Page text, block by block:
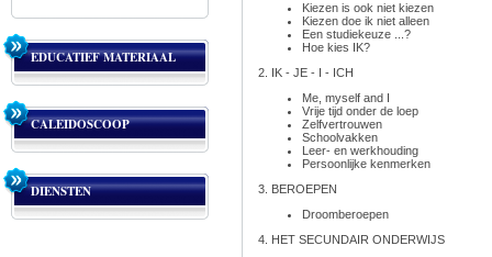
EDUCATIEF MATERIAAL
CALEIDOSCOOP
DIENSTEN
Kiezen is ook niet kiezen
Kiezen doe ik niet alleen
Een studiekeuze ...?
Hoe kies IK?
2. IK - JE - I - ICH
Me, myself and I
Vrije tijd onder de loep
Zelfvertrouwen
Schoolvakken
Leer- en werkhouding
Persoonlijke kenmerken
3. BEROEPEN
Droomberoepen
4. HET SECUNDAIR ONDERWIJS